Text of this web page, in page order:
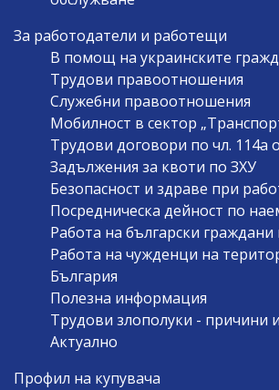
За работодатели и работещи
В помощ на украинските
Трудови правоотношения
Служебни правоотношения
Мобилност в сектор
Трудови договори по чл. 114а
Задължения за квоти по ЗХУ
Безопасност и здраве при
Посредническа дейност по
Работа на български
Работа на чужденци на
България
Полезна информация
Трудови злополуки - причини
Актуално
Профил на купувача